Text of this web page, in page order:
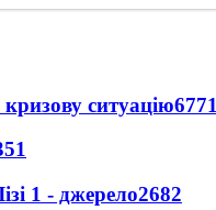
ситуацію6771
1 - джерело2682